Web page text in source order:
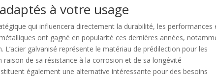
à votre usage
qui influencera directement la durabilité, les performances
ont gagné en popularité ces dernières années,
L’acier galvanisé représente le matériau de prédilection pour les
de sa résistance à la corrosion et de sa longévité
également une alternative intéressante pour des besoins